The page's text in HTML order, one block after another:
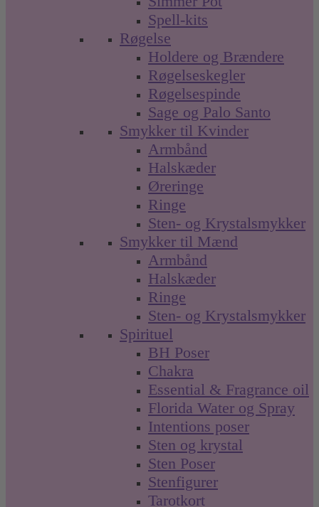
Spell-kits
Røgelse
Holdere og Brændere
Røgelseskegler
Røgelsespinde
Sage og Palo Santo
Smykker til Kvinder
Armbånd
Halskæder
Øreringe
Ringe
Sten- og Krystalsmykker
Smykker til Mænd
Armbånd
Halskæder
Ringe
Sten- og Krystalsmykker
Spirituel
BH Poser
Chakra
Essential & Fragrance oil
Florida Water og Spray
Intentions poser
Sten og krystal
Sten Poser
Stenfigurer
Tarotkort